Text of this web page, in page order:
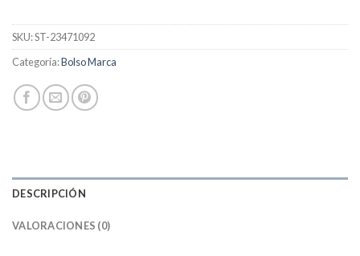
SKU:ST-23471092
Categoría:Bolso Marca
DESCRIPCIÓN
VALORACIONES (0)